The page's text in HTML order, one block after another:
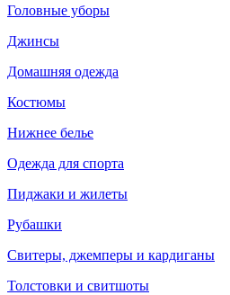
Головные уборы
Джинсы
Домашняя одежда
Костюмы
Нижнее белье
Одежда для спорта
Пиджаки и жилеты
Рубашки
Свитеры, джемперы и кардиганы
Толстовки и свитшоты